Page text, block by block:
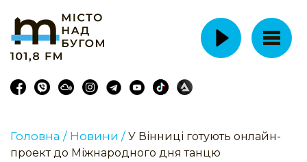
Головна / Новини / У Вінниці готують онлайн-
проект до Міжнародного дня танцю